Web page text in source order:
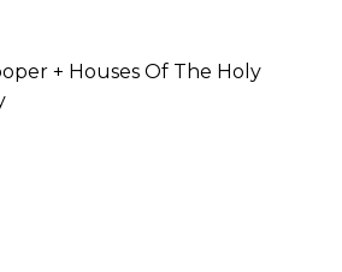
+ Houses Of The Holy